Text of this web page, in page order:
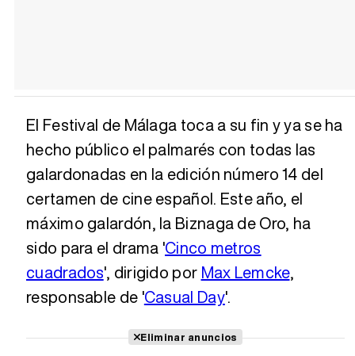
El Festival de Málaga toca a su fin y ya se ha
hecho público el palmarés con todas las
galardonadas en la edición número 14 del
certamen de cine español. Este año, el
máximo galardón, la Biznaga de Oro, ha
sido para el drama 'Cinco metros
cuadrados', dirigido por Max Lemcke,
responsable de 'Casual Day'.
Eliminar anuncios